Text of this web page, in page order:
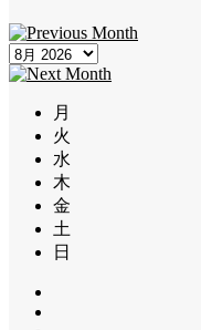
月
火
水
木
金
土
日